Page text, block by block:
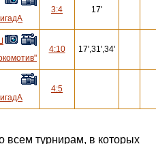
3:4 17'
4:10 17',31',34'
4:5
всем турнирам, в которых